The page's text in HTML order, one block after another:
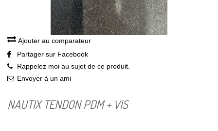
Ajouter au comparateur
Partager sur Facebook
Rappelez moi au sujet de ce produit.
Envoyer à un ami
NAUTIX TENDON PDM + VIS